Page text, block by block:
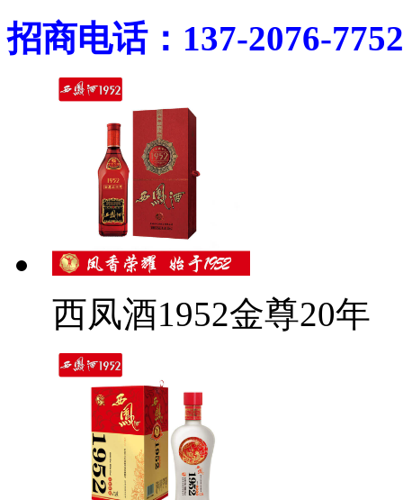
招商电话：137-2076-7752
西凤酒1952金尊20年